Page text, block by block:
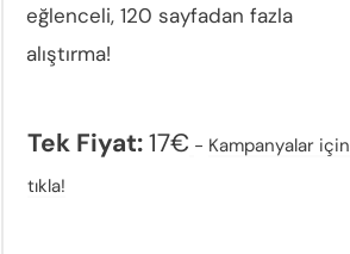
eğlenceli, 120 sayfadan fazla
alıştırma!
Tek Fiyat:17€ - Kampanyalar için
tıkla!